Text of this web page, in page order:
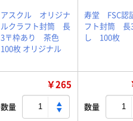
アスクル オリジナ
ルクラフト封筒 長
3〒枠あり 茶色
100枚 オリジナル
寿堂 FSC認
フト封筒 長
し 100枚
￥265
数量 数量